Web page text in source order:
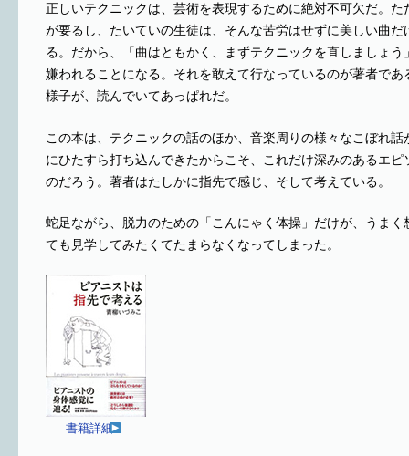
正しいテクニックは、芸術を表現するために絶対不可欠だ。た
が要るし、たいていの生徒は、そんな苦労はせずに美しい曲だ
る。だから、「曲はともかく、まずテクニックを直しましょう
嫌われることになる。それを敢えて行なっているのが著者であ
様子が、読んでいてあっぱれだ。
この本は、テクニックの話のほか、音楽周りの様々なこぼれ
にひたすら打ち込んできたからこそ、これだけ深みのあるエピ
のだろう。著者はたしかに指先で感じ、そして考えている。
蛇足ながら、脱力のための「こんにゃく体操」だけが、うまく
ても見学してみたくてたまらなくなってしまった。
書籍詳細